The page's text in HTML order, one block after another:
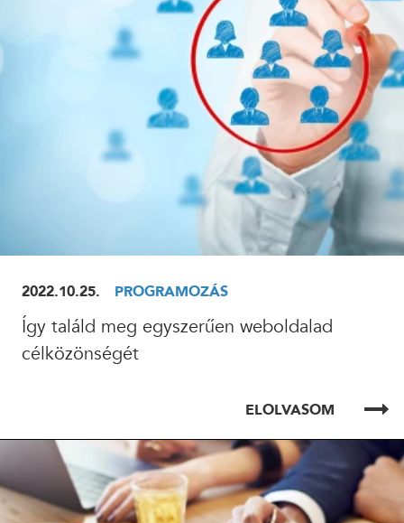
ELOLVASOM
2022.10.25. PROGRAMOZÁS
Így találd meg egyszerűen weboldalad
célközönségét
ELOLVASOM